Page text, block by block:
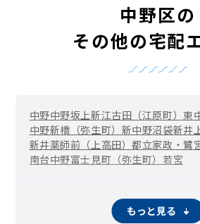
中野区の
その他の宅配
中野中野坂上新江古田（江原町）東
中野新橋（弥生町） 新中野沼袋新井
新井薬師前（上高田）都立家政・鷺
南台中野富士見町（弥生町） 若宮
もっと見る